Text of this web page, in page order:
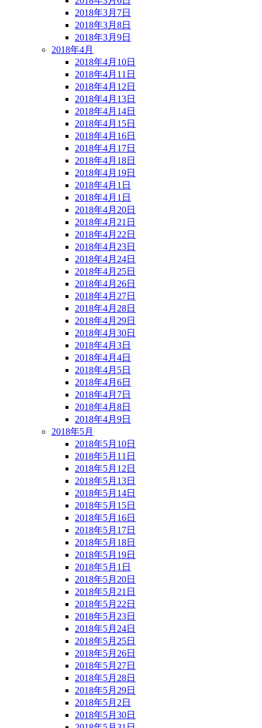
2018年3月7日
2018年3月8日
2018年3月9日
2018年4月
2018年4月10日
2018年4月11日
2018年4月12日
2018年4月13日
2018年4月14日
2018年4月15日
2018年4月16日
2018年4月17日
2018年4月18日
2018年4月19日
2018年4月1日
2018年4月1日
2018年4月20日
2018年4月21日
2018年4月22日
2018年4月23日
2018年4月24日
2018年4月25日
2018年4月26日
2018年4月27日
2018年4月28日
2018年4月29日
2018年4月30日
2018年4月3日
2018年4月4日
2018年4月5日
2018年4月6日
2018年4月7日
2018年4月8日
2018年4月9日
2018年5月
2018年5月10日
2018年5月11日
2018年5月12日
2018年5月13日
2018年5月14日
2018年5月15日
2018年5月16日
2018年5月17日
2018年5月18日
2018年5月19日
2018年5月1日
2018年5月20日
2018年5月21日
2018年5月22日
2018年5月23日
2018年5月24日
2018年5月25日
2018年5月26日
2018年5月27日
2018年5月28日
2018年5月29日
2018年5月2日
2018年5月30日